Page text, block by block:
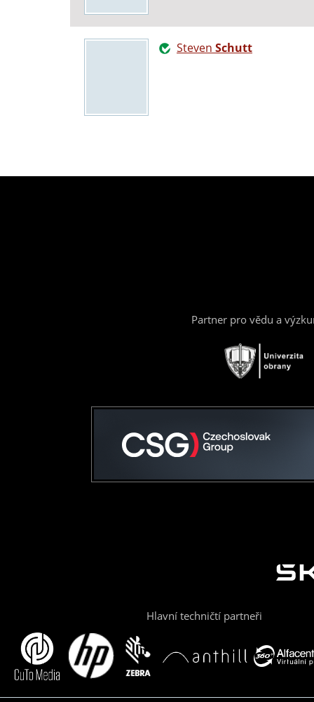
Steven Schutt
Partner pro vědu a
Hlavní techničtí partneři